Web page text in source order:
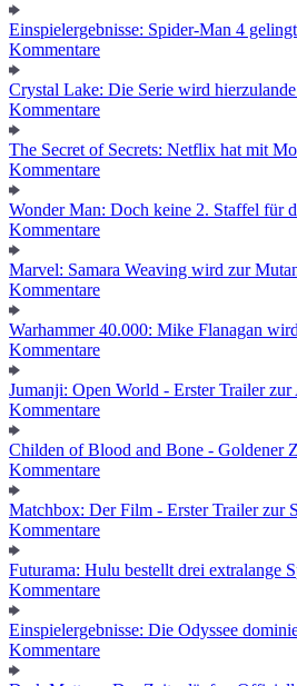
Einspielergebnisse: Spider-Man 4
Kommentare
Crystal Lake: Die Serie wird
Kommentare
The Secret of Secrets: Netflix hat mit
Kommentare
Wonder Man: Doch keine 2. Staffel für
Kommentare
Marvel: Samara Weaving wird zur
Kommentare
Warhammer 40.000: Mike Flanagan
Kommentare
Jumanji: Open World - Erster Trailer
Kommentare
Childen of Blood and Bone - Goldener
Kommentare
Matchbox: Der Film - Erster Trailer zur
Kommentare
Futurama: Hulu bestellt drei extralange
Kommentare
Einspielergebnisse: Die Odyssee
Kommentare